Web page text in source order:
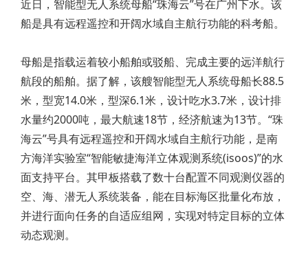
近日，智能型无人系统母船“珠海云”号在广州下水。该
船是具有远程遥控和开阔水域自主航行功能的科考船。
母船是指载运着较小船舶或驳船、完成主要的远洋航行
航段的船舶。据了解，该艘智能型无人系统母船长88.5
米，型宽14.0米，型深6.1米，设计吃水3.7米，设计排
水量约2000吨，最大航速18节，经济航速为13节。“珠
海云”号具有远程遥控和开阔水域自主航行功能，是南
方海洋实验室“智能敏捷海洋立体观测系统(isoos)”的水
面支持平台。其甲板搭载了数十台配置不同观测仪器的
空、海、潜无人系统装备，能在目标海区批量化布放，
并进行面向任务的自适应组网，实现对特定目标的立体
动态观测。